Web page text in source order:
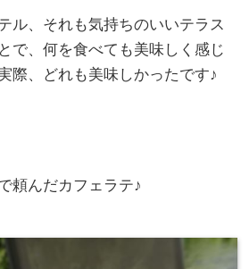
ル、それも気持ちのいいテラス
で、何を食べても美味しく感じ
際、どれも美味しかったです♪
頼んだカフェラテ♪